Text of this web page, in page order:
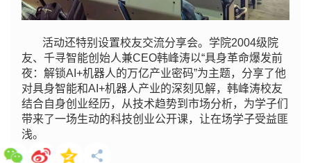
活动还特别设置校友交流分享会。学院2004级院
友、千寻智能创始人兼CEO韩峰涛以“具身革命爆发前
夜：解锁AI+机器人的万亿产业密码”为主题，分享了他
对具身智能和AI+机器人产业的深刻见解，韩峰涛校友
结合自身创业经历，从技术趋势到市场分析，为学子们
带来了一场生动的科技创业公开课，让在场学子受益匪
浅。